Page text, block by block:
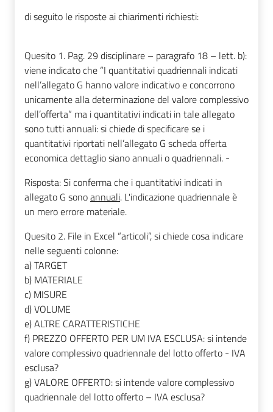
di seguito le risposte ai chiarimenti richiesti:
Quesito 1. Pag. 29 disciplinare – paragrafo 18 – lett. b):
viene indicato che “I quantitativi quadriennali indicati
nell’allegato G hanno valore indicativo e concorrono
unicamente alla determinazione del valore complessivo
dell’offerta” ma i quantitativi indicati in tale allegato
sono tutti annuali: si chiede di specificare se i
quantitativi riportati nell’allegato G scheda offerta
economica dettaglio siano annuali o quadriennali. -
Risposta: Si conferma che i quantitativi indicati in
allegato G sonoannuali. L'indicazione quadriennale è
un mero errore materiale.
Quesito 2. File in Excel “articoli”, si chiede cosa indicare
nelle seguenti colonne:
a) TARGET
b) MATERIALE
c) MISURE
d) VOLUME
e) ALTRE CARATTERISTICHE
f) PREZZO OFFERTO PER UM IVA ESCLUSA: si intende
valore complessivo quadriennale del lotto offerto - IVA
esclusa?
g) VALORE OFFERTO: si intende valore complessivo
quadriennale del lotto offerto – IVA esclusa?